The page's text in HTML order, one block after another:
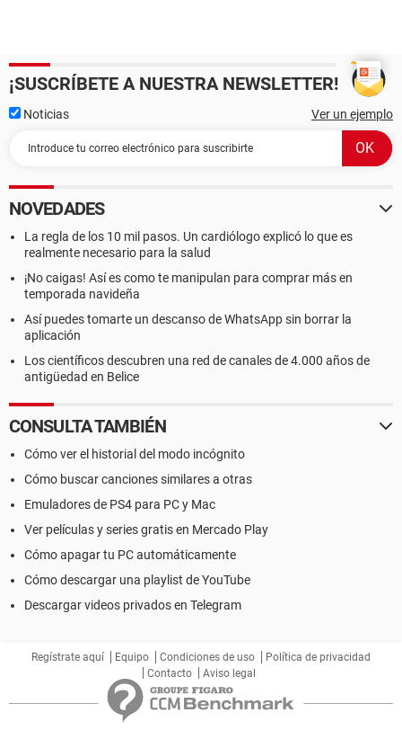
¡SUSCRÍBETE A NUESTRA NEWSLETTER!
Noticias Ver un ejemplo
NOVEDADES
La regla de los 10 mil pasos. Un cardiólogo explicó lo que es
realmente necesario para la salud
¡No caigas! Así es como te manipulan para comprar más en
temporada navideña
Así puedes tomarte un descanso de WhatsApp sin borrar la
aplicación
Los científicos descubren una red de canales de 4.000 años de
antigüedad en Belice
CONSULTA TAMBIÉN
Cómo ver el historial del modo incógnito
Cómo buscar canciones similares a otras
Emuladores de PS4 para PC y Mac
Ver películas y series gratis en Mercado Play
Cómo apagar tu PC automáticamente
Cómo descargar una playlist de YouTube
Descargar videos privados en Telegram
Regístrate aquí Equipo Condiciones de uso
Política de privacidad
Contacto
Aviso legal